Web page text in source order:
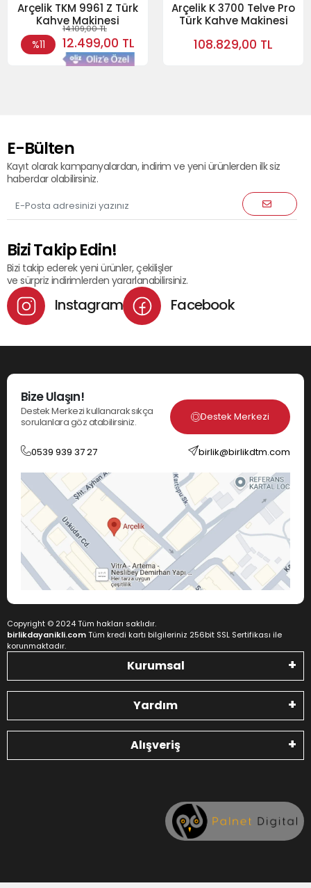
Arçelik TKM 9961 Z Türk
Kahve Makinesi
%11
14.109,00 TL
12.499,00 TL
Arçelik K 3700 Telve Pro
Türk Kahve Makinesi
108.829,00 TL
E-Bülten
Kayıt olarak kampanyalardan, indirim ve yeni ürünlerden ilk siz
haberdar olabilirsiniz.
Bizi Takip Edin!
Bizi takip ederek yeni ürünler, çekilişler
ve sürpriz indirimlerden yararlanabilirsiniz.
Instagram Facebook
Bize Ulaşın!
Destek Merkezi kullanarak sıkça
sorulanlara göz atabilirsiniz.
Destek Merkezi
0539 939 37 27 birlik@birlikdtm.com
Copyright © 2024 Tüm hakları saklıdır.
birlikdayanikli.comTüm kredi kartı bilgileriniz 256bit SSL Sertifikası ile
korunmaktadır.
Kurumsal
Yardım
Alışveriş